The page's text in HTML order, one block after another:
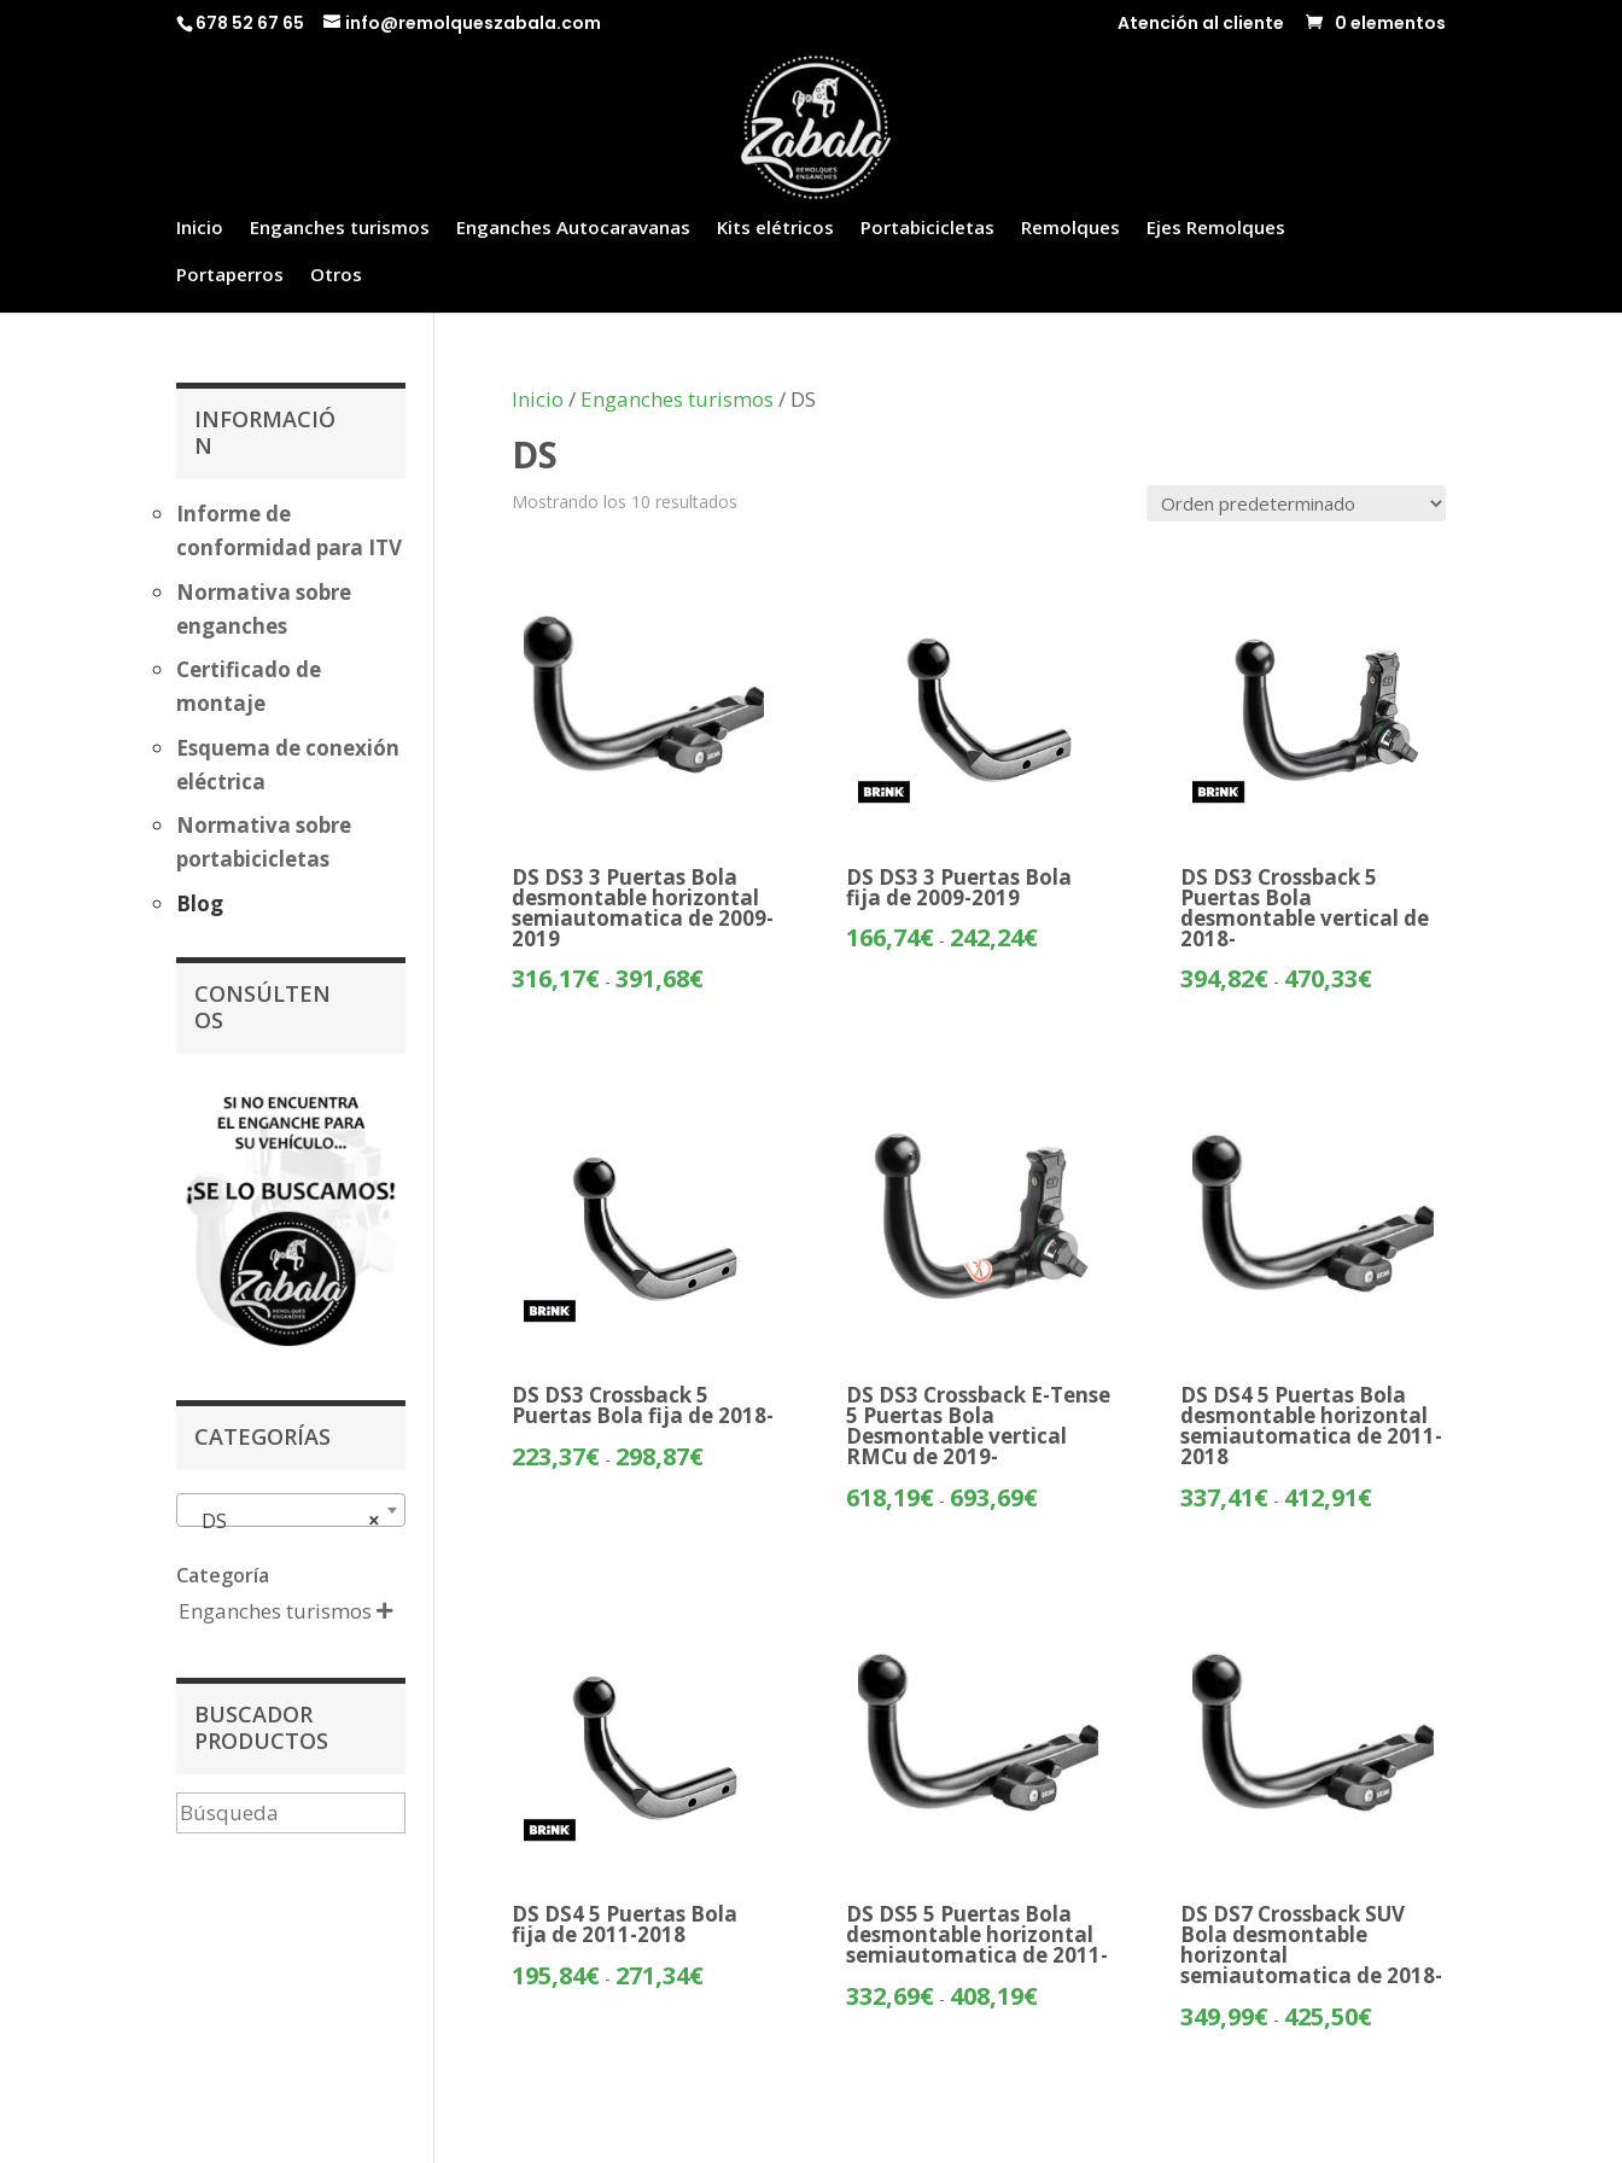
678 52 67 65 info@remolqueszabala.com Atención al cliente 0 elementos
Inicio Enganches turismos Enganches Autocaravanas Kits elétricos Portabicicletas Remolques
Ejes Remolques
Portaperros
Otros
Inicio / Enganches turismos / DS
DS
Mostrando los 10 resultados
DS DS3 3 Puertas Bola
desmontable horizontal
semiautomatica de 2009-
2019
316,17€ - 391,68€Rango
DS DS3 3 Puertas Bola
fija de 2009-2019
166,74€ - 242,24€Rango
DS DS3 Crossback 5
Puertas Bola
desmontable vertical de
2018-
394,82€ - 470,33€Rango
DS DS3 Crossback 5
Puertas Bola fija de 2018-
223,37€ - 298,87€Rango
DS DS3 Crossback E-Tense
5 Puertas Bola
Desmontable vertical
RMCu de 2019-
618,19€ - 693,69€Rango
DS DS4 5 Puertas Bola
desmontable horizontal
semiautomatica de 2011-
2018
337,41€ - 412,91€Rango
DS DS4 5 Puertas Bola
fija de 2011-2018
195,84€ - 271,34€Rango
DS DS5 5 Puertas Bola
desmontable horizontal
semiautomatica de 2011-
332,69€ - 408,19€Rango
DS DS7 Crossback SUV
Bola desmontable
horizontal
semiautomatica de 2018-
349,99€ - 425,50€Rango
INFORMACIÓ
N
Informe de
conformidad para ITV
Normativa sobre
enganches
Certificado de
montaje
Esquema de conexión
eléctrica
Normativa sobre
portabicicletas
Blog
CONSÚLTEN
OS
CATEGORÍAS
×
DS
Categoría
Enganches turismos 
BUSCADOR
PRODUCTOS